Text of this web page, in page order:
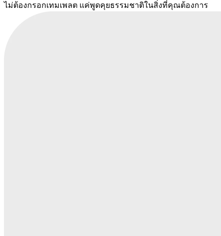
ไม่ต้องกรอกเทมเพลต แค่พูดคุยธรรมชาติในสิ่งที่คุณต้องการ